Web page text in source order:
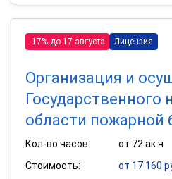
-17% до 17 августа Лицензия
Организация и
Государственного
области пожарной
Кол-во часов:
от 72 ак.ч
Стоимость:
от 17 160